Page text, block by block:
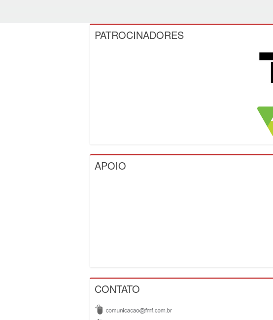
PATROCINADORES
APOIO
CONTATO